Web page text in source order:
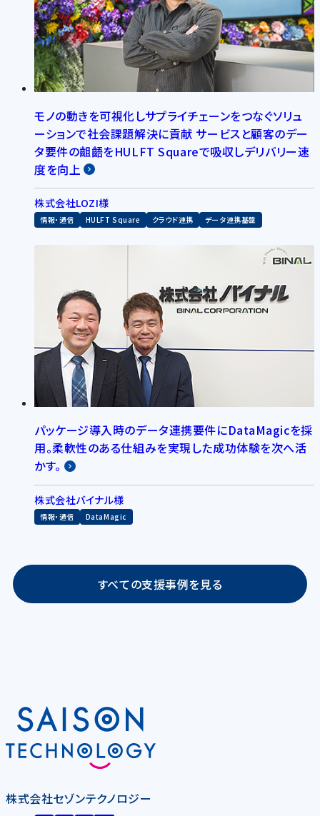
モノの動きを可視化しサプライチェーンをつなぐソリュ
ーションで社会課題解決に貢献 サービスと顧客のデー
タ要件の齟齬をHULFT Squareで吸収しデリバリー速
度を向上
株式会社LOZI様
情報・通信 HULFT Square クラウド連携 データ連携基盤
パッケージ導入時のデータ連携要件にDataMagicを採
用。柔軟性のある仕組みを実現した成功体験を次へ活
かす。
株式会社バイナル様
情報・通信 DataMagic
すべての支援事例を見る
株式会社セゾンテクノロジー